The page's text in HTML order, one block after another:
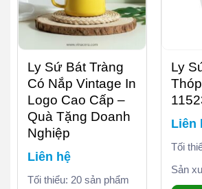
Ly Sứ Bát Tràng
Có Nắp Vintage In
Logo Cao Cấp –
Quà Tặng Doanh
Nghiệp
Liên hệ
Tối thiểu: 20 sản phẩm
Ly
Liên
Tối
Sản